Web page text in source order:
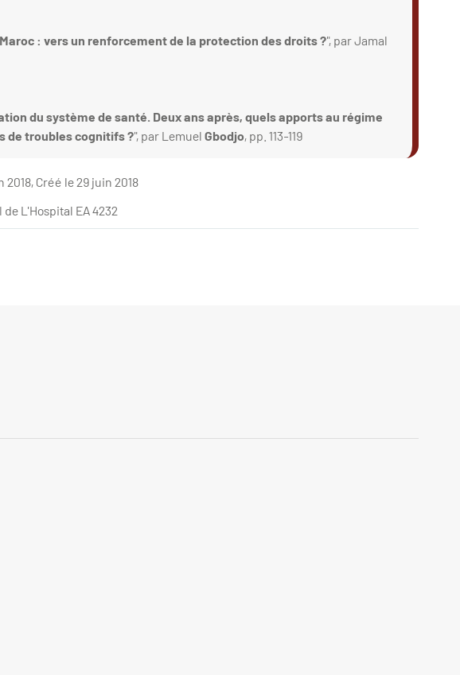
: vers un renforcement de la protection des droits ?", par Jamal
du système de santé. Deux ans après, quels apports au régime
de troubles cognitifs ?", par Lemuel Gbodjo, pp. 113-119
2018, Créé le 29 juin 2018
L'Hospital EA 4232